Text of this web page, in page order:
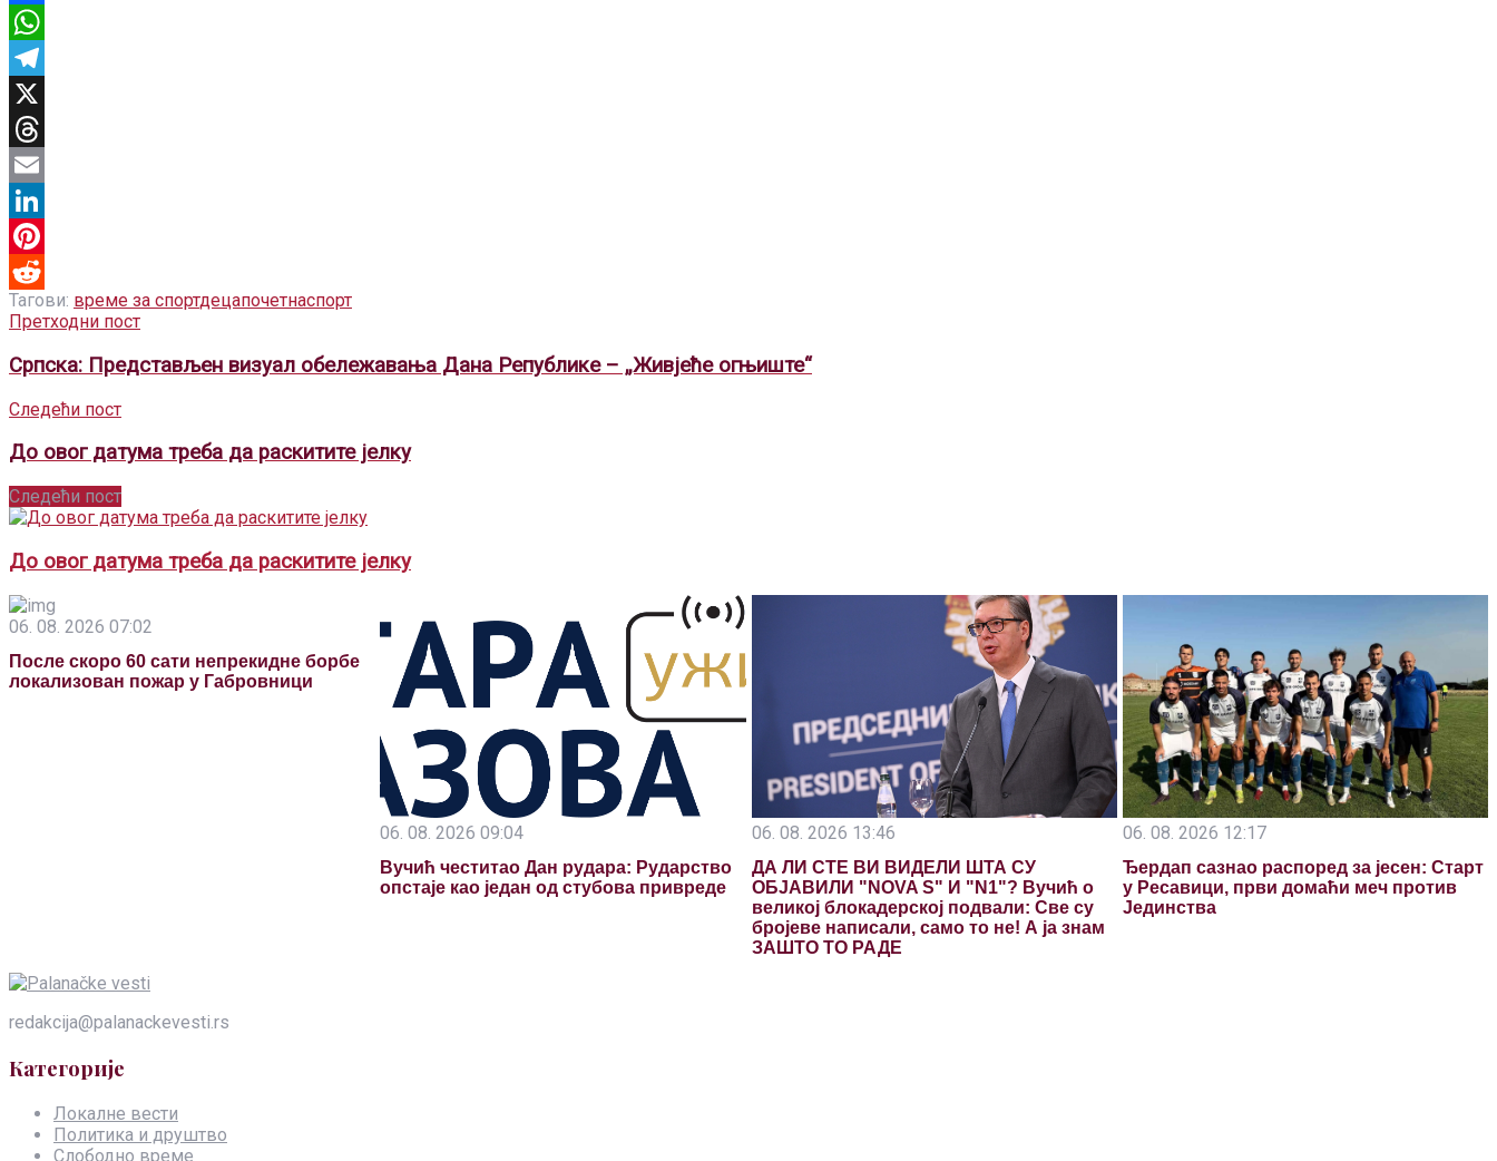
Facebook
WhatsApp
Telegram
X
Threads
Email
LinkedIn
Pinterest
Reddit
Тагови: време за спортдецапочетнаспорт
Претходни пост
Српска: Представљен визуал обележавања Дана Републике – „Живјеће огњиште“
Следећи пост
До овог датума треба да раскитите јелку
Следећи пост
До овог датума треба да раскитите јелку
06. 08. 2026 07:02
После скоро 60 сати непрекидне борбе
локализован пожар у Габровници
06. 08. 2026 09:04
Вучић честитао Дан рудара: Рударство
опстаје као један од стубова привреде
06. 08. 2026 13:46
ДА ЛИ СТЕ ВИ ВИДЕЛИ ШТА СУ
ОБЈАВИЛИ "NOVA S" И "N1"? Вучић о
великој блокадерској подвали: Све су
бројеве написали, само то не! А ја знам
ЗАШТО ТО РАДЕ
06. 08. 2026 12:17
Ђердап сазнао распоред за јесен: Старт
у Ресавици, први домаћи меч против
Јединства
redakcija@palanackevesti.rs
Категорије
Локалне вести
Политика и друштво
Слободно време